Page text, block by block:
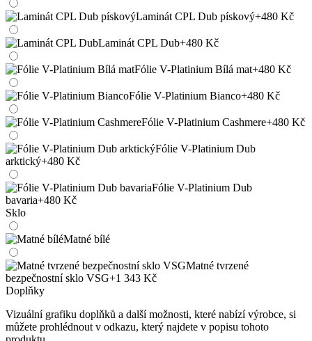
Laminát CPL Dub pískový+480 Kč
Laminát CPL Dub+480 Kč
Fólie V-Platinium Bílá mat+480 Kč
Fólie V-Platinium Bianco+480 Kč
Fólie V-Platinium Cashmere+480 Kč
Fólie V-Platinium Dub
arktický+480 Kč
Fólie V-Platinium Dub
bavaria+480 Kč
Sklo
Matné bílé
Matné tvrzené
bezpečnostní sklo VSG+1 343 Kč
Doplňky
Vizuální grafiku doplňků a další možnosti, které nabízí výrobce, si
můžete prohlédnout v odkazu, který najdete v popisu tohoto